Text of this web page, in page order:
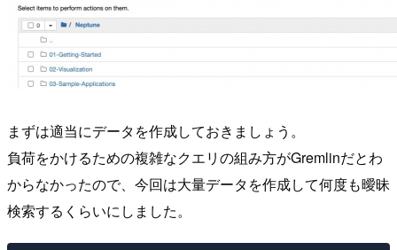
まずは適当にデータを作成しておきましょう。
負荷をかけるための複雑なクエリの組み方がGremlinだとわ
からなかったので、今回は大量データを作成して何度も曖昧
検索するくらいにしました。